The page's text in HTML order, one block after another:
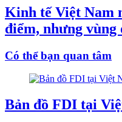
Kinh tế Việt Nam
điểm, nhưng vùng
Có thể bạn quan tâm
Bản đồ FDI tại